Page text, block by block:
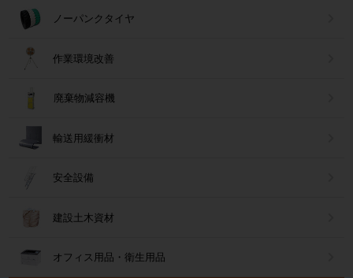
ノーパンクタイヤ
作業環境改善
廃棄物減容機
輸送用緩衝材
安全設備
建設土木資材
オフィス用品・衛生用品